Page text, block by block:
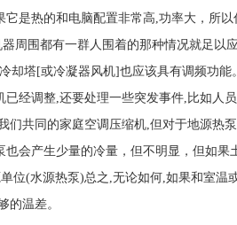
它是热的和电脑配置非常高,功率大，所
周围都有一群人围着的那种情况就足
却塔[或冷凝器风机]也应该具有调频功
经调整,还要处理一些突发事件,比如人
们共同的家庭空调压缩机,但对于地源热
会产生少量的冷量，但不明显，但如
位(水源热泵)总之,无论如何,如果和室
的温差。